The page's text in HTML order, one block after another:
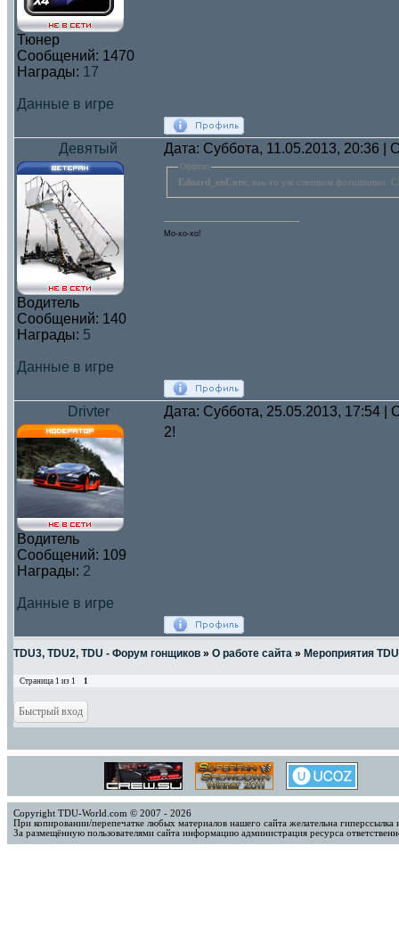
Тюнер
Сообщений: 1470
Награды: 17
Данные в игре
Девятый Дата: Суббота, 11.05.2013, 20:36 |
Водитель
Сообщений: 140
Награды: 5
Данные в игре
Оффтоп
Eduard_enCore , как-то уж слишком фотошопно.
Мо-хо-хо!
Drivter Дата: Суббота, 25.05.2013, 17:54
Водитель
Сообщений: 109
Награды: 2
Данные в игре
2!
TDU3, TDU2, TDU - Форум гонщиков » О работе сайта » Мероприятия
Страница 1 из 1 1
Copyright TDU-World.com © 2007 - 2026
При копировании/перепечатке любых материалов нашего сайта желательна
За размещённую пользователями сайта информацию администрация ресурса